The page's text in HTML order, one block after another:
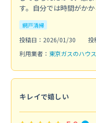
す。自分では時間がか
網戸清掃
投稿日：2026/01/30
投
利用業者： 東京ガスのハウ
キレイで嬉しい